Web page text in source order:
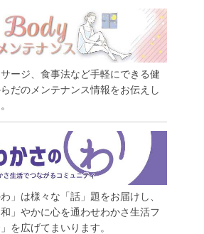
ージ、食事法など手軽にできる健
だのメンテナンス情報をお伝えし
わ」は様々な「話」題をお届けし、
」やかに心を通わせわかさ生活フ
を広げてまいります。